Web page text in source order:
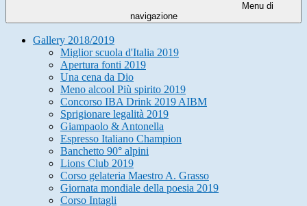
Menu di
navigazione
Gallery 2018/2019
Miglior scuola d'Italia 2019
Apertura fonti 2019
Una cena da Dio
Meno alcool Più spirito 2019
Concorso IBA Drink 2019 AIBM
Sprigionare legalità 2019
Giampaolo & Antonella
Espresso Italiano Champion
Banchetto 90° alpini
Lions Club 2019
Corso gelateria Maestro A. Grasso
Giornata mondiale della poesia 2019
Corso Intagli